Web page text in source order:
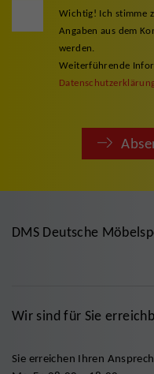
Wichtig! Ich stimme
Angaben aus dem
werden.
Weiterführende
DMS Deutsche
Wir sind für Sie
Sie erreichen Ihren